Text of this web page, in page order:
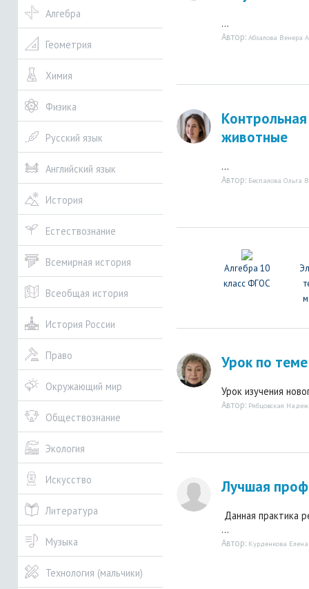
Алгебра
Геометрия
Химия
Физика
Русский язык
Английский язык
История
Естествознание
Всемирная история
Всеобщая история
История России
Право
Окружающий мир
Обществознание
Экология
Искусство
Литература
Музыка
Технология (мальчики)
...
Автор: Абзалова Венера
животные
...
Автор: Беспалова Ольга
Алгебра 10
класс ФГОС
Урок по
Урок изучения
Автор: Рябцовская
Лучшая
Данная практика
...
Автор: Курденкова